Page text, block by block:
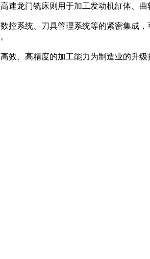
龙门铣床则用于加工发动机缸体、曲
系统、刀具管理系统等的紧密集成
、高精度的加工能力为制造业的升